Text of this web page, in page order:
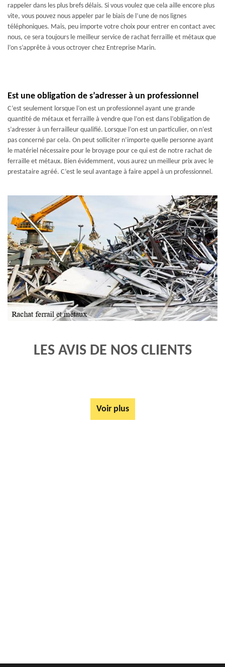
rappeler dans les plus brefs délais. Si vous voulez que cela aille encore plus
vite, vous pouvez nous appeler par le biais de l’une de nos lignes
téléphoniques. Mais, peu importe votre choix pour entrer en contact avec
nous, ce sera toujours le meilleur service de rachat ferraille et métaux que
l’on s’apprête à vous octroyer chez Entreprise Marin.
Est une obligation de s’adresser à un professionnel
C’est seulement lorsque l’on est un professionnel ayant une grande
quantité de métaux et ferraille à vendre que l’on est dans l’obligation de
s’adresser à un ferrailleur qualifié. Lorsque l’on est un particulier, on n’est
pas concerné par cela. On peut solliciter n’importe quelle personne ayant
le matériel nécessaire pour le broyage pour ce qui est de notre rachat de
ferraille et métaux. Bien évidemment, vous aurez un meilleur prix avec le
prestataire agréé. C’est le seul avantage à faire appel à un professionnel.
LES AVIS DE NOS CLIENTS
Voir plus